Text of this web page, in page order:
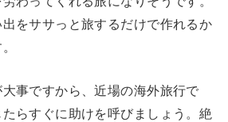
をササっと旅するだけで作れるか
事ですから、近場の海外旅行で
らすぐに助けを呼びましょう。絶